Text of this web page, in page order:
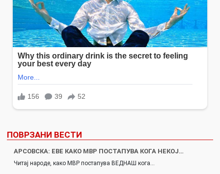
ПОВРЗАНИ ВЕСТИ
АРСОВСКА: ЕВЕ КАКО МВР ПОСТАПУВА КОГА НЕКОЈ…
Читај народе, како МВР постапува ВЕДНАШ кога…